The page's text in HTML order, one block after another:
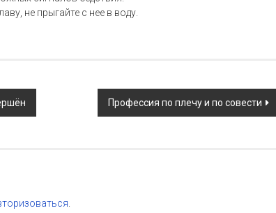
не прыгайте с нее в воду.
Профессия по плечу и по совести